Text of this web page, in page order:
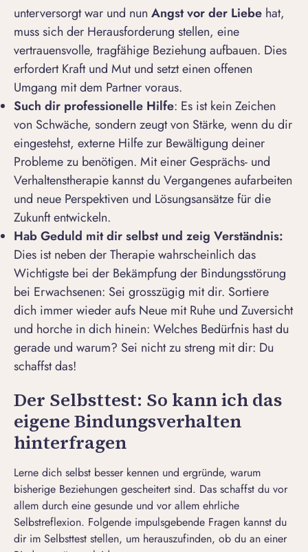
unterversorgt war und nun Angst vor der Liebe hat,
muss sich der Herausforderung stellen, eine
vertrauensvolle, tragfähige Beziehung aufbauen. Dies
erfordert Kraft und Mut und setzt einen offenen
Umgang mit dem Partner voraus.
Such dir professionelle Hilfe: Es ist kein Zeichen
von Schwäche, sondern zeugt von Stärke, wenn du dir
eingestehst, externe Hilfe zur Bewältigung deiner
Probleme zu benötigen. Mit einer Gesprächs- und
Verhaltenstherapie kannst du Vergangenes aufarbeiten
und neue Perspektiven und Lösungsansätze für die
Zukunft entwickeln.
Hab Geduld mit dir selbst und zeig Verständnis:
Dies ist neben der Therapie wahrscheinlich das
Wichtigste bei der Bekämpfung der Bindungsstörung
bei Erwachsenen: Sei grosszügig mit dir. Sortiere
dich immer wieder aufs Neue mit Ruhe und Zuversicht
und horche in dich hinein: Welches Bedürfnis hast du
gerade und warum? Sei nicht zu streng mit dir: Du
schaffst das!
Der Selbsttest: So kann ich das
eigene Bindungsverhalten
hinterfragen
Lerne dich selbst besser kennen und ergründe, warum
bisherige Beziehungen gescheitert sind. Das schaffst du vor
allem durch eine gesunde und vor allem ehrliche
Selbstreflexion. Folgende impulsgebende Fragen kannst du
dir im Selbsttest stellen, um herauszufinden, ob du an einer